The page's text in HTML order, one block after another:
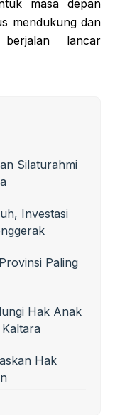
masa depan
mendukung dan
berjalan lancar
Silaturahmi
Investasi
Paling
Hak Anak
Hak